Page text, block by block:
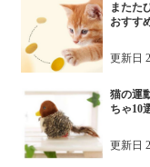
またた
おすす
更新日
猫の運
ちゃ10
更新日